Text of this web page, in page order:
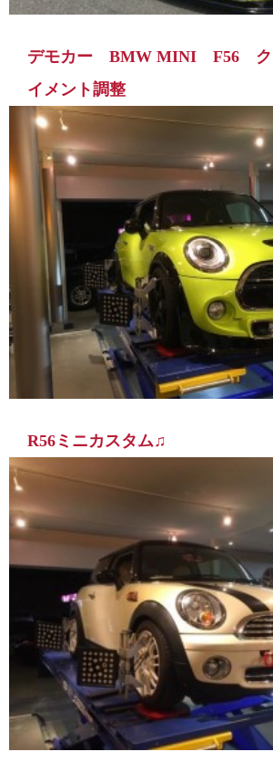
デモカー BMW MINI F56 ク
イメント調整
R56ミニカスタム♫